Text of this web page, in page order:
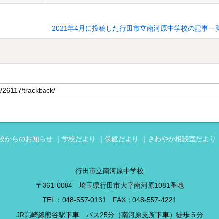
2021年4月に投稿した行田市立南河原中学校の記事一
からのお知らせ 学校だより 保健だより さわやか相談室だより
行田市立南河原中学校
〒361-0084 埼玉県行田市大字南河原1081番地
TEL： 048-557-0131
FAX：048-557-4221
JR高崎線熊谷駅下車 バス25分（南河原支所下車）徒歩５分